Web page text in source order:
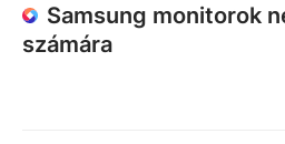
Samsung monitorok
számára